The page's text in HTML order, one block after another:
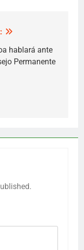
hablará ante
Permanente